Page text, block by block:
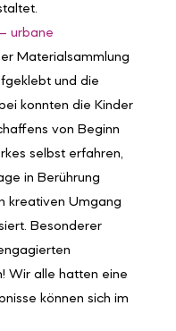
urbane
Materialsammlung
und die
konnten die Kinder
von Beginn
selbst erfahren,
in Berührung
kreativen Umgang
Besonderer
Wir alle hatten eine
können sich im